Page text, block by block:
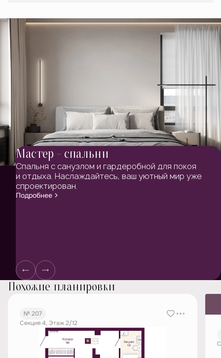
Мастер - спальни
Спальня с санузлом и гардеробной для покоя
и отдыха. Наслаждайтесь, ваш уютный мир уже
спроектирован.
Подробнее
Похожие планировки
№ 207
Секция 4, Этаж 2/12